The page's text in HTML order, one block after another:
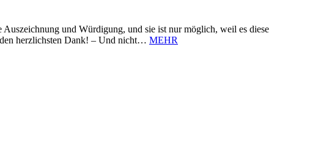
und Würdigung, und sie ist nur möglich, weil es diese
herzlichsten Dank! – Und nicht… MEHR